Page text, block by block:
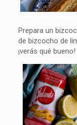
Prepara un
de bizcocho de
¡verás qué bueno!